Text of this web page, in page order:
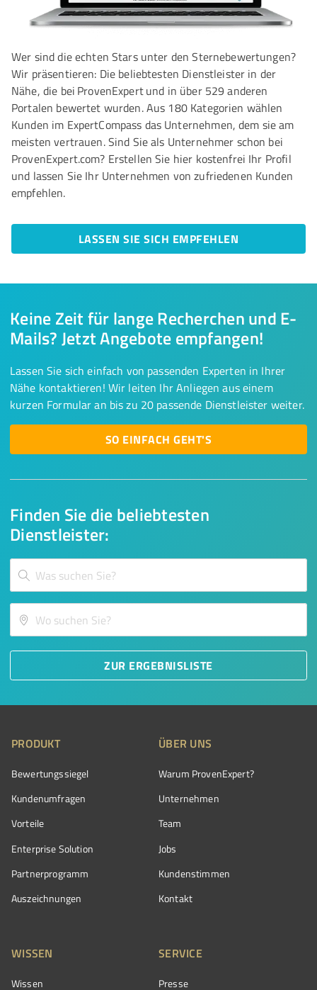
Wer sind die echten Stars unter den Sternebewertungen?
Wir präsentieren: Die beliebtesten Dienstleister in der
Nähe, die bei ProvenExpert und in über 529 anderen
Portalen bewertet wurden. Aus 180 Kategorien wählen
Kunden im ExpertCompass das Unternehmen, dem sie am
meisten vertrauen. Sind Sie als Unternehmer schon bei
ProvenExpert.com? Erstellen Sie hier kostenfrei Ihr Profil
und lassen Sie Ihr Unternehmen von zufriedenen Kunden
empfehlen.
LASSEN SIE SICH EMPFEHLEN
Finden Sie die beliebtesten
Dienstleister:
ZUR ERGEBNISLISTE
Keine Zeit für lange Recherchen und E-
Mails? Jetzt Angebote empfangen!
Lassen Sie sich einfach von passenden Experten in Ihrer
Nähe kontaktieren! Wir leiten Ihr Anliegen aus einem
kurzen Formular an bis zu 20 passende Dienstleister weiter.
SO EINFACH GEHT'S
PRODUKT
Bewertungssiegel
Kundenumfragen
Vorteile
Enterprise Solution
Partnerprogramm
Auszeichnungen
ÜBER UNS
Warum ProvenExpert?
Unternehmen
Team
Jobs
Kundenstimmen
Kontakt
WISSEN
Wissen
SERVICE
Presse